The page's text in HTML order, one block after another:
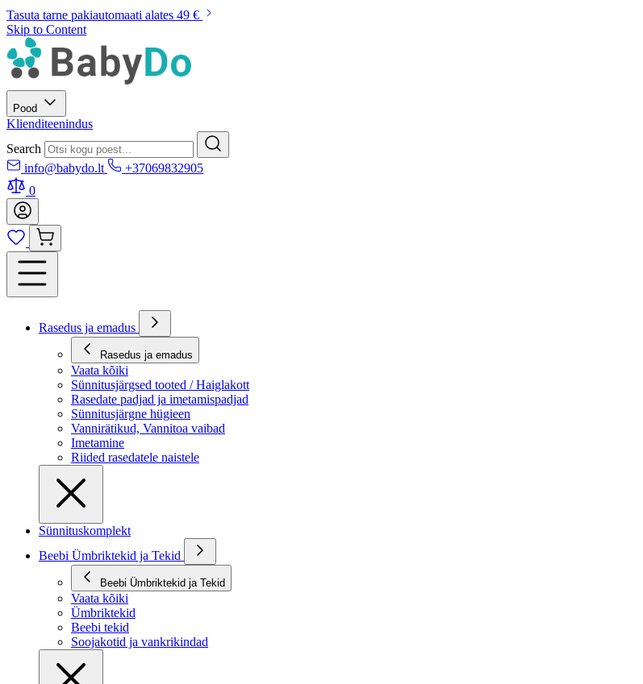
Tasuta tarne pakiautomaati alates 49 €
Skip to Content
Pood
Klienditeenindus
Search
info@babydo.lt
+37069832905
0
Rasedus ja emadus
Rasedus ja emadus
Vaata kõiki
Sünnitusjärgsed tooted / Haiglakott
Rasedate padjad ja imetamispadjad
Sünnitusjärgne hügieen
Vannirätikud, Vannitoa vaibad
Imetamine
Riided rasedatele naistele
Sünnituskomplekt
Beebi Ümbriktekid ja Tekid
Beebi Ümbriktekid ja Tekid
Vaata kõiki
Ümbriktekid
Beebi tekid
Soojakotid ja vankrikindad